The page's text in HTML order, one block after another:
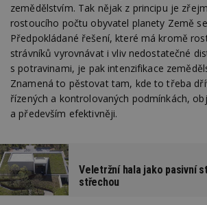
zemědělstvím. Tak nějak z principu je
rostoucího počtu obyvatel planety Země
Předpokládané řešení, které má kromě
strávníků vyrovnávat i vliv nedostatečné
s potravinami, je pak intenzifikace
Znamená to pěstovat tam, kde to třeba
řízených a kontrolovaných podmínkách,
a především efektivněji.
Veletržní hala jako pasivní
střechou